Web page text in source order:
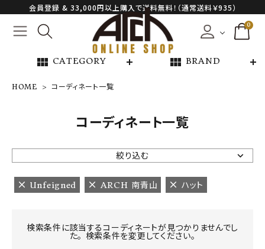
会員登録 & 33,000円以上購入で送料無料！（通常送料￥935）
0
view_module CATEGORY view_module BRAND
NEW ARRIVAL
ARCH EXCLUSIVE
BRAND
HOME コーディネート一覧
コーディネート一覧
絞り込む
Unfeigned ARCH 南青山 ハット
検索条件に該当するコーディネートが見つかりませんでし
た。 検索条件を変更してください。